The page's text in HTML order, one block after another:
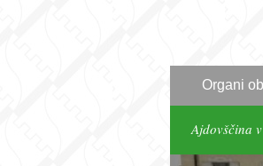
Organi
Ajdovščina